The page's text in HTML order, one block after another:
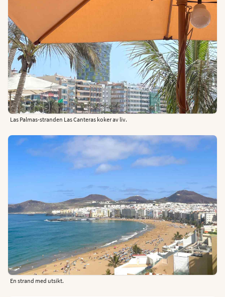
Las Palmas-stranden Las Canteras koker av liv.
En strand med utsikt.